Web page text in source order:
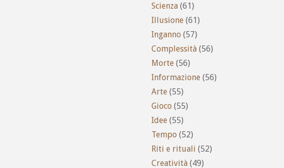
Scienza (61)
Illusione (61)
Inganno (57)
Complessità (56)
Morte (56)
Informazione (56)
Arte (55)
Gioco (55)
Idee (55)
Tempo (52)
Riti e rituali (52)
Creatività (49)